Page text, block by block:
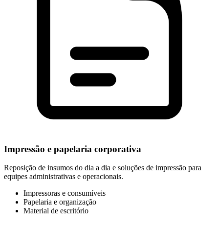
Impressão e papelaria corporativa
Reposição de insumos do dia a dia e soluções de impressão para
equipes administrativas e operacionais.
Impressoras e consumíveis
Papelaria e organização
Material de escritório